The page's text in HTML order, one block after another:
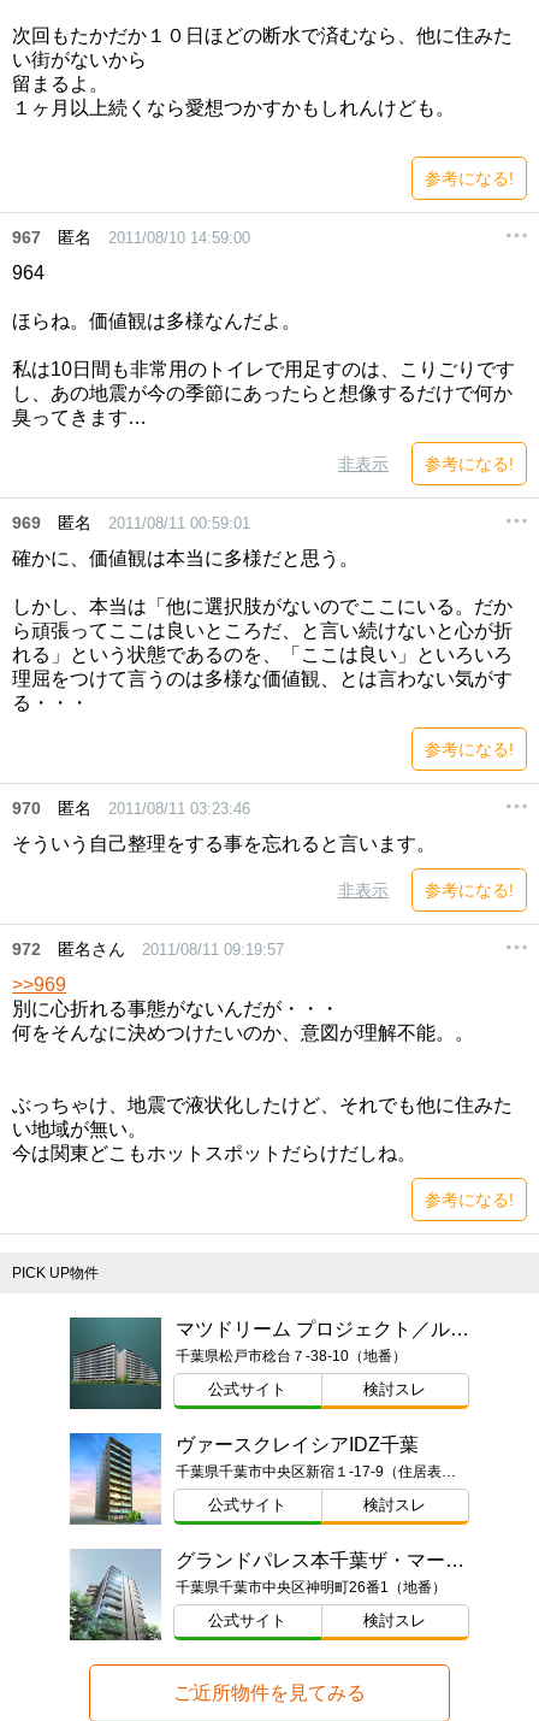
次回もたかだか１０日ほどの断水で済むなら、他に住みた
い街がないから
留まるよ。
１ヶ月以上続くなら愛想つかすかもしれんけども。
参考になる!
967 匿名 2011/08/10 14:59:00
964
ほらね。価値観は多様なんだよ。
私は10日間も非常用のトイレで用足すのは、こりごりです
し、あの地震が今の季節にあったらと想像するだけで何か
臭ってきます…
非表示 参考になる!
969 匿名 2011/08/11 00:59:01
確かに、価値観は本当に多様だと思う。
しかし、本当は「他に選択肢がないのでここにいる。だか
ら頑張ってここは良いところだ、と言い続けないと心が折
れる」という状態であるのを、「ここは良い」といろいろ
理屈をつけて言うのは多様な価値観、とは言わない気がす
る・・・
参考になる!
970 匿名 2011/08/11 03:23:46
そういう自己整理をする事を忘れると言います。
非表示 参考になる!
972 匿名さん 2011/08/11 09:19:57
>>969
別に心折れる事態がないんだが・・・
何をそんなに決めつけたいのか、意図が理解不能。。
ぶっちゃけ、地震で液状化したけど、それでも他に住みた
い地域が無い。
今は関東どこもホットスポットだらけだしね。
参考になる!
PICK UP物件
マツドリーム プロジェクト／ルネ松戸みのり台
千葉県松戸市稔台７-38-10（地番）
公式サイト 検討スレ
ヴァースクレイシアIDZ千葉
千葉県千葉市中央区新宿１-17-9（住居表示）ほか
公式サイト 検討スレ
グランドパレス本千葉ザ・マークス
千葉県千葉市中央区神明町26番1（地番）
公式サイト 検討スレ
ご近所物件を見てみる